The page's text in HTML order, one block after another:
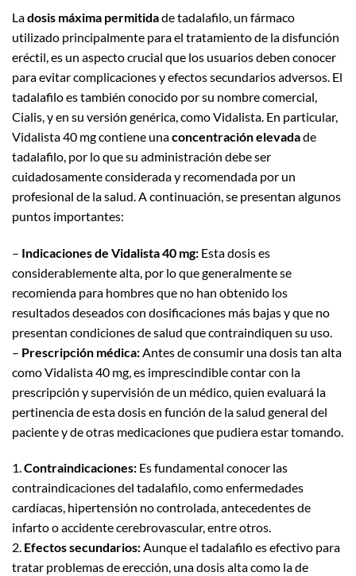
Ladosis máxima permitidade tadalafilo, un fármaco
utilizado principalmente para el tratamiento de la disfunción
eréctil, es un aspecto crucial que los usuarios deben conocer
para evitar complicaciones y efectos secundarios adversos. El
tadalafilo es también conocido por su nombre comercial,
Cialis, y en su versión genérica, como Vidalista. En particular,
Vidalista 40 mg contiene unaconcentración elevadade
tadalafilo, por lo que su administración debe ser
cuidadosamente considerada y recomendada por un
profesional de la salud. A continuación, se presentan algunos
puntos importantes:
– Indicaciones de Vidalista 40 mg: Esta dosis es
considerablemente alta, por lo que generalmente se
recomienda para hombres que no han obtenido los
resultados deseados con dosificaciones más bajas y que no
presentan condiciones de salud que contraindiquen su uso.
– Prescripción médica: Antes de consumir una dosis tan alta
como Vidalista 40 mg, es imprescindible contar con la
prescripción y supervisión de un médico, quien evaluará la
pertinencia de esta dosis en función de la salud general del
paciente y de otras medicaciones que pudiera estar tomando.
1.Contraindicaciones: Es fundamental conocer las
contraindicaciones del tadalafilo, como enfermedades
cardíacas, hipertensión no controlada, antecedentes de
infarto o accidente cerebrovascular, entre otros.
2. Efectos secundarios:Aunque el tadalafilo es efectivo para
tratar problemas de erección, una dosis alta como la de